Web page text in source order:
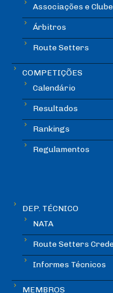
Associações e
Árbitros
Route Setters
COMPETIÇÕES
Calendário
Resultados
Rankings
Regulamentos
DEP. TÉCNICO
NATA
Route Setters
Informes Técnicos
MEMBROS